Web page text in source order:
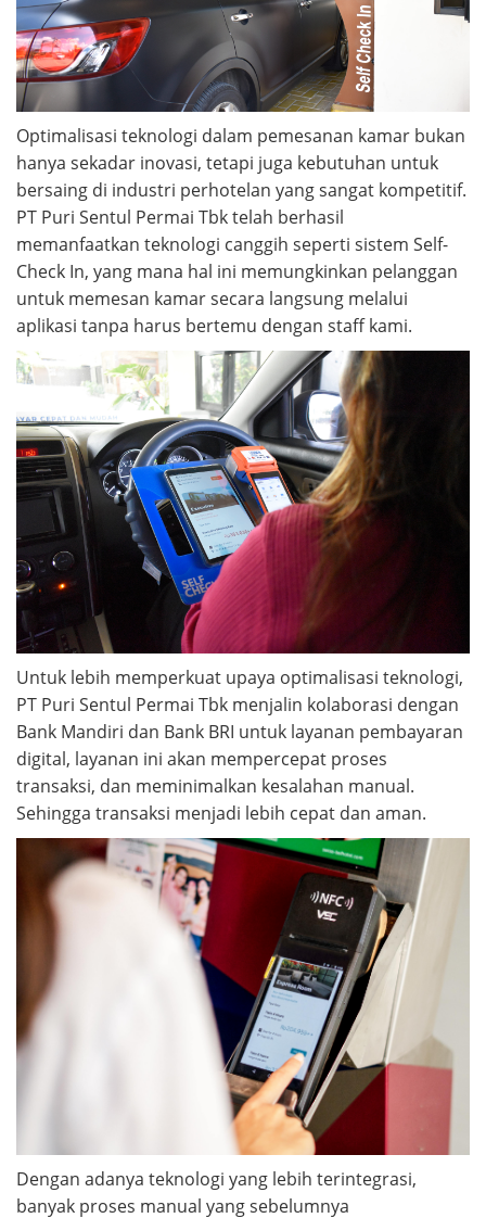
Optimalisasi teknologi dalam pemesanan kamar bukan
hanya sekadar inovasi, tetapi juga kebutuhan untuk
bersaing di industri perhotelan yang sangat kompetitif.
PT Puri Sentul Permai Tbk telah berhasil
memanfaatkan teknologi canggih seperti sistem Self-
Check In, yang mana hal ini memungkinkan pelanggan
untuk memesan kamar secara langsung melalui
aplikasi tanpa harus bertemu dengan staff kami.
Untuk lebih memperkuat upaya optimalisasi teknologi,
PT Puri Sentul Permai Tbk menjalin kolaborasi dengan
Bank Mandiri dan Bank BRI untuk layanan pembayaran
digital, layanan ini akan mempercepat proses
transaksi, dan meminimalkan kesalahan manual.
Sehingga transaksi menjadi lebih cepat dan aman.
Dengan adanya teknologi yang lebih terintegrasi,
banyak proses manual yang sebelumnya